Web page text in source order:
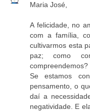
Maria José,
A felicidade, no
com a família,
cultivarmos esta
paz; como
compreendemos?
Se estamos
pensamento, o
daí a
negatividade. E